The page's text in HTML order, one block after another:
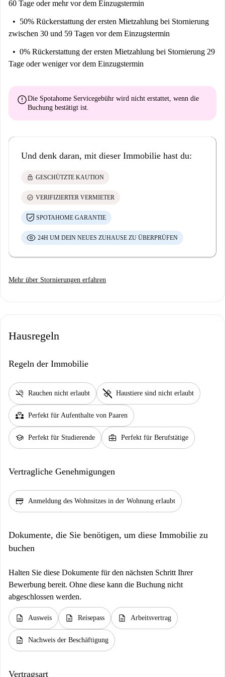
Komfort.
Das Badezimmer ist mit allem Nötigen ausgestattet. Frische Handtücher
und kostenlose Toilettenartikel stehen Ihnen ebenfalls zur Verfügung.
Das Apartment wird zu Ihrer Sicherheit stets professionell gereinigt und
regelmäßig desinfiziert.
keinen Aufzug.
Weitere Hinweise: Sie können jederzeit einchecken, solange Sie unsere
Standard-Check-in-Zeit (15:00 Uhr) einhalten. Bitte beachten Sie, dass
erforderlich ist. Für die Anmietung dieses Apartments ist die
Unterzeichnung eines Mietvertrags erforderlich, der eine rechtliche
dem Grundstück herrscht absolutes Rauchverbot. Sollte unser Team
Rauchgeruch, Asche, Zigarettenstummel usw.), behalten wir uns das
Recht vor, eine Rauchergebühr von mindestens 300 € zu erheben.
Bitte beachten Sie, dass wir während Ihres Aufenthalts auch einen
kostenpflichtigen Reinigungsservice anbieten: Komplettpaket (Reinigung
+ Wäsche) Nur Reinigung Nur Wäsche Wenn Sie diesen Service nutzen
Für Ihren Aufenthalt ist eine Kaution zu hinterlegen. Der volle Betrag
60 Tage oder mehr vor dem Einzugstermin
50% Rückerstattung der ersten Mietzahlung bei Stornierung
zwischen 30 und 59 Tagen vor dem Einzugstermin
0% Rückerstattung der ersten Mietzahlung bei Stornierung 29
Tage oder weniger vor dem Einzugstermin
errorDie Spotahome Servicegebühr wird nicht erstattet, wenn die
Buchung bestätigt ist.
Und denk daran, mit dieser Immobilie hast du:
lock GESCHÜTZTE KAUTION
check_circle VERIFIZIERTER VERMIETER
SPOTAHOME GARANTIE
24H UM DEIN NEUES ZUHAUSE ZU ÜBERPRÜFEN
Mehr über Stornierungen erfahren
Hausregeln
Regeln der Immobilie
smoke_free Rauchen nicht erlaubt pet_supplies Haustiere sind nicht erlaubt
partner_heart Perfekt für Aufenthalte von Paaren
school Perfekt für Studierende business_center Perfekt für Berufstätige
Vertragliche Genehmigungen
credit_score Anmeldung des Wohnsitzes in der Wohnung erlaubt
Dokumente, die Sie benötigen, um diese Immobilie zu
buchen
Halten Sie diese Dokumente für den nächsten Schritt Ihrer
Bewerbung bereit. Ohne diese kann die Buchung nicht
abgeschlossen werden.
description Ausweis description Reisepass description Arbeitsvertrag
description Nachweis der Beschäftigung
Vertragsart